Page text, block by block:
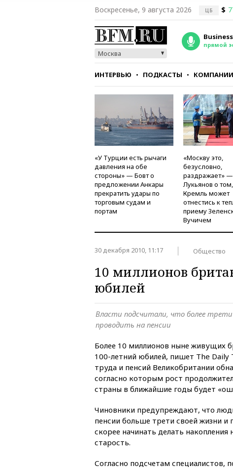
Воскресенье, 9 августа 2026 ЦБ $
Москва
прямой
ИНТЕРВЬЮ ПОДКАСТЫ КОМПАНИИ
СТИЛЬ ТЕСТЫ
«У Турции есть рычаги
давления на обе
стороны» — Бовт о
предложении Анкары
прекратить удары по
торговым судам и
портам
«Москву это,
безусловно,
раздражает» —
Лукьянов о
Кремль может
отнестись к
приему
Вучичем
30 декабря 2010, 11:17 Общество
10 миллионов
юбилей
Власти подсчитали, что более
проводить на пенсии
Более 10 миллионов ныне живущих
100-летний юбилей, пишет The Daily
труда и пенсий Великобритании
согласно которым рост
страны в ближайшие годы будет
Чиновники предупреждают, что
пенсии больше трети своей жизни
скорее начинать делать накопления
старость.
Согласно подсчетам специалистов,